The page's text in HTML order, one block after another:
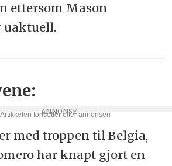
ettersom Mason
uaktuell.
med troppen til Belgia,
har knapt gjort en